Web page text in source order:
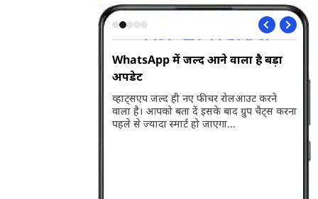
WhatsApp में जल्द आने वाला है बड़ा
अपडेट
व्हाट्सएप जल्द ही नए फीचर रोलआउट करने
वाला है। आपको बता दें इसके बाद ग्रुप चैट्स करना
पहले से ज्यादा स्मार्ट हो जाएगा...